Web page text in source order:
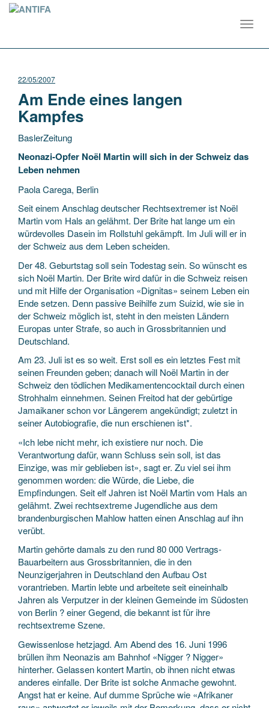
22/05/2007
Am Ende eines langen
Kampfes
BaslerZeitung
Neonazi-Opfer Noël Martin will sich in der Schweiz das
Leben nehmen
Paola Carega, Berlin
Seit einem Anschlag deutscher Rechtsextremer ist Noël
Martin vom Hals an gelähmt. Der Brite hat lange um ein
würdevolles Dasein im Rollstuhlgekämpft. Im Juli will er in
der Schweiz aus dem Leben scheiden.
Der 48. Geburtstag soll sein Todestag sein. So wünscht es
sich Noël Martin. Der Brite wird dafür in die Schweiz reisen
und mit Hilfe der Organisation «Dignitas» seinem Leben ein
Ende setzen. Denn passive Beihilfe zum Suizid, wie sie in
der Schweiz möglich ist, steht in den meisten Ländern
Europas unter Strafe, so auch in Grossbritannien und
Deutschland.
Am 23. Juli ist es so weit. Erst soll es ein letztes Fest mit
seinen Freunden geben; danach will Noël Martin in der
Schweiz den tödlichen Medikamentencocktail durch einen
Strohhalm einnehmen. Seinen Freitod hat der gebürtige
Jamaikaner schon vor Längerem angekündigt; zuletzt in
seiner Autobiografie, die nun erschienen ist*.
«Ich lebe nicht mehr, ich existiere nur noch. Die
Verantwortung dafür, wann Schluss sein soll, ist das
Einzige, was mir geblieben ist», sagt er. Zu viel sei ihm
genommen worden: die Würde, die Liebe, die
Empfindungen. Seit elf Jahren ist Noël Martin vom Hals an
gelähmt. Zwei rechtsextreme Jugendliche aus dem
brandenburgischen Mahlow hatten einen Anschlag auf ihn
verübt.
Martin gehörte damals zu den rund 80 000 Vertrags-
Bauarbeitern aus Grossbritannien, die in den
Neunzigerjahren in Deutschland den Aufbau Ost
vorantrieben. Martin lebte und arbeitete seit eineinhalb
Jahren als Verputzer in der kleinen Gemeinde im Südosten
von Berlin ? einer Gegend, die bekannt ist für ihre
rechtsextreme Szene.
Gewissenlose hetzjagd. Am Abend des 16. Juni 1996
brüllen ihm Neonazis am Bahnhof «Nigger ? Nigger»
hinterher. Gelassen kontert Martin, ob ihnen nicht etwas
anderes einfalle. Der Brite ist solche Anmache gewohnt.
Angst hat er keine. Auf dumme Sprüche wie «Afrikaner